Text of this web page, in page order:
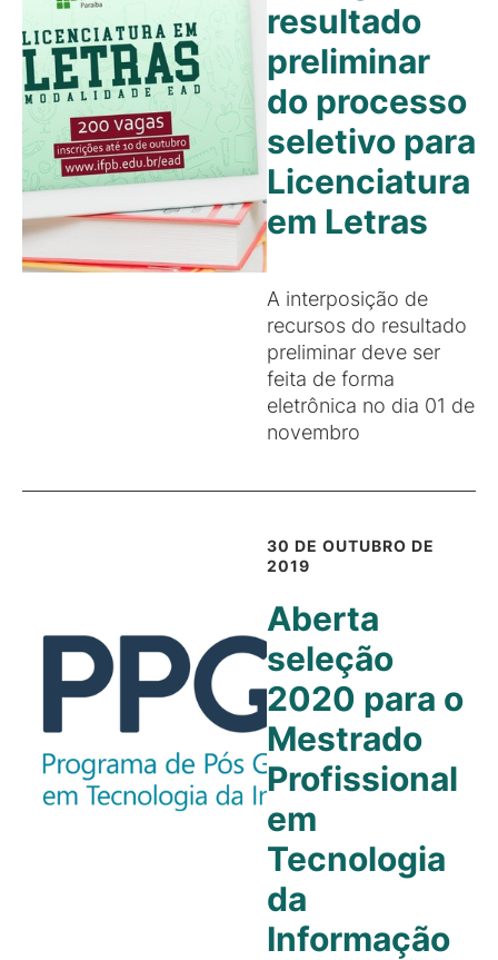
resultado
preliminar
do processo
seletivo para
Licenciatura
em Letras
A interposição de
recursos do resultado
preliminar deve ser
feita de forma
eletrônica no dia 01 de
novembro
30 DE OUTUBRO DE
2019
Aberta
seleção
2020 para o
Mestrado
Profissional
em
Tecnologia
da
Informação